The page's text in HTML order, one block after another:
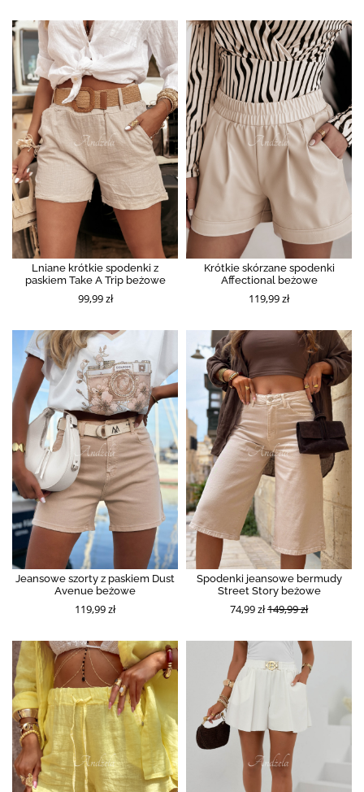
Lniane krótkie spodenki z
paskiem Take A Trip beżowe
99,99 zł
Krótkie skórzane spodenki
Affectional beżowe
119,99 zł
Jeansowe szorty z paskiem Dust
Avenue beżowe
119,99 zł
Spodenki jeansowe bermudy
Street Story beżowe
74,99 zł149,99 zł